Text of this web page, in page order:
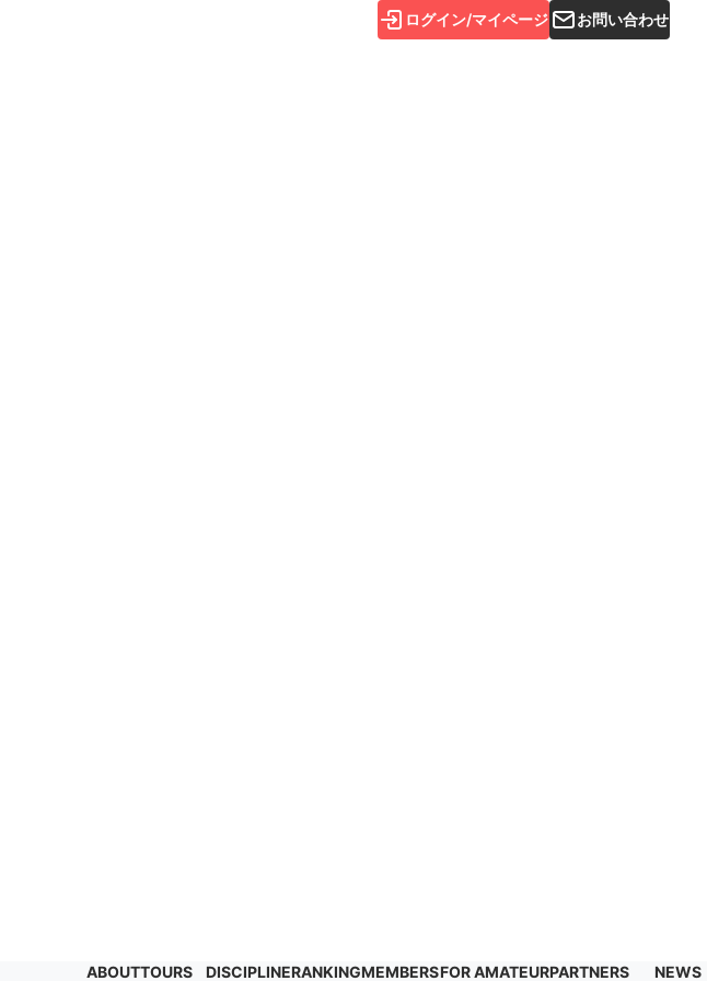
ログイン/マイページ お問い合わせ
ABOUTTOURS DISCIPLINERANKINGMEMBERSFOR AMATEURPARTNERS NEWS